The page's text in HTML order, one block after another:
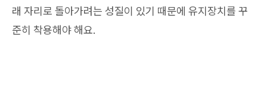
래 자리로 돌아가려는 성질이 있기 때문에 유지장치를 꾸
준히 착용해야 해요.